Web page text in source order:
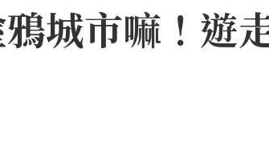
城市嘛！